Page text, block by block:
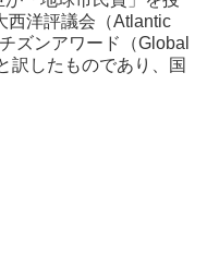
西洋評議会（Atlantic
ズンアワード（Global
訳したものであり、国